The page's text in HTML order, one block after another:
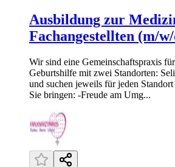
Ausbildung zur
Fachangestellten (m/
Wir sind eine Gemeinschaftspraxis
Geburtshilfe mit zwei Standorten:
und suchen jeweils für jeden
Sie bringen: -Freude am Umg...